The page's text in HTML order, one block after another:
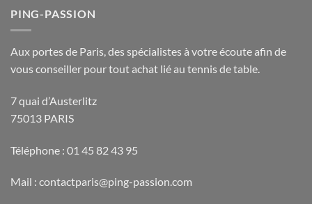
PING-PASSION
Aux portes de Paris, des spécialistes à votre écoute afin de
vous conseiller pour tout achat lié au tennis de table.
7 quai d’Austerlitz
75013 PARIS
Téléphone : 01 45 82 43 95
Mail : contactparis@ping-passion.com